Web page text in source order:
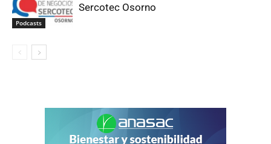
Podcasts
Sercotec Osorno